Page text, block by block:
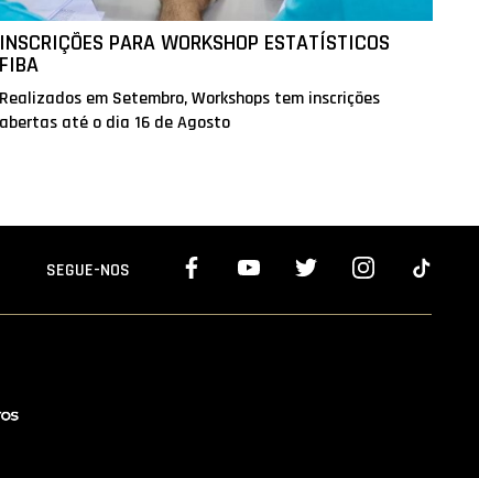
INSCRIÇÕES PARA WORKSHOP ESTATÍSTICOS
FIBA
Realizados em Setembro, Workshops tem inscrições
abertas até o dia 16 de Agosto
SEGUE-NOS